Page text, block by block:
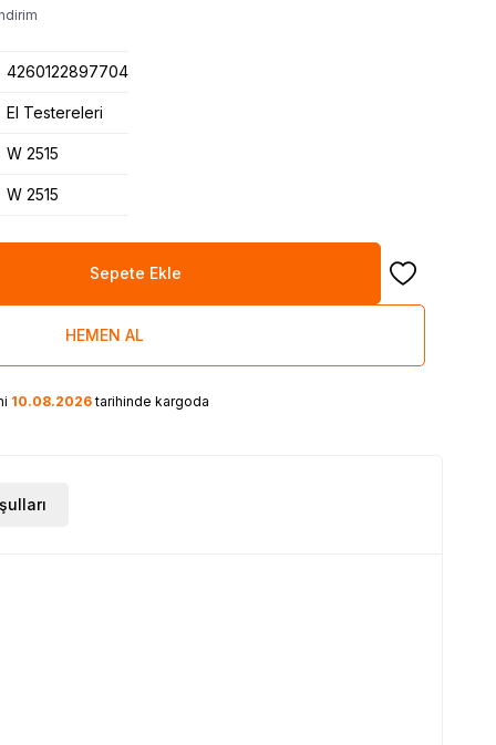
4260122897704
El Testereleri
W 2515
W 2515
Sepete Ekle Favoriye Ekle
HEMEN AL
10.08.2026tarihinde kargoda